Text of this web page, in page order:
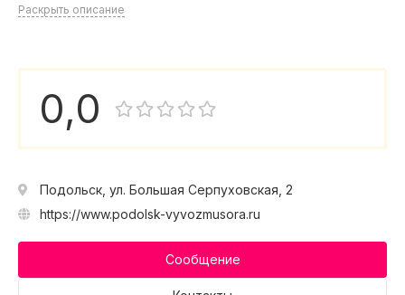
Раскрыть описание
0,0
Подольск, ул. Большая Серпуховская, 2
https://www.podolsk-vyvozmusora.ru
Сообщение